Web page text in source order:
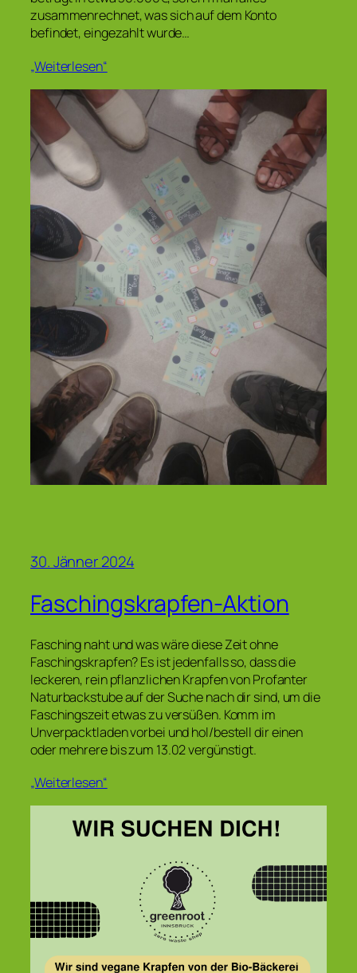
zusammenrechnet, was sich auf dem Konto
befindet, eingezahlt wurde…
„Weiterlesen“
30. Jänner 2024
Faschingskrapfen-Aktion
Fasching naht und was wäre diese Zeit ohne
Faschingskrapfen? Es ist jedenfalls so, dass die
leckeren, rein pflanzlichen Krapfen von Profanter
Naturbackstube auf der Suche nach dir sind, um die
Faschingszeit etwas zu versüßen. Komm im
Unverpacktladen vorbei und hol/bestell dir einen
oder mehrere bis zum 13.02 vergünstigt.
„Weiterlesen“